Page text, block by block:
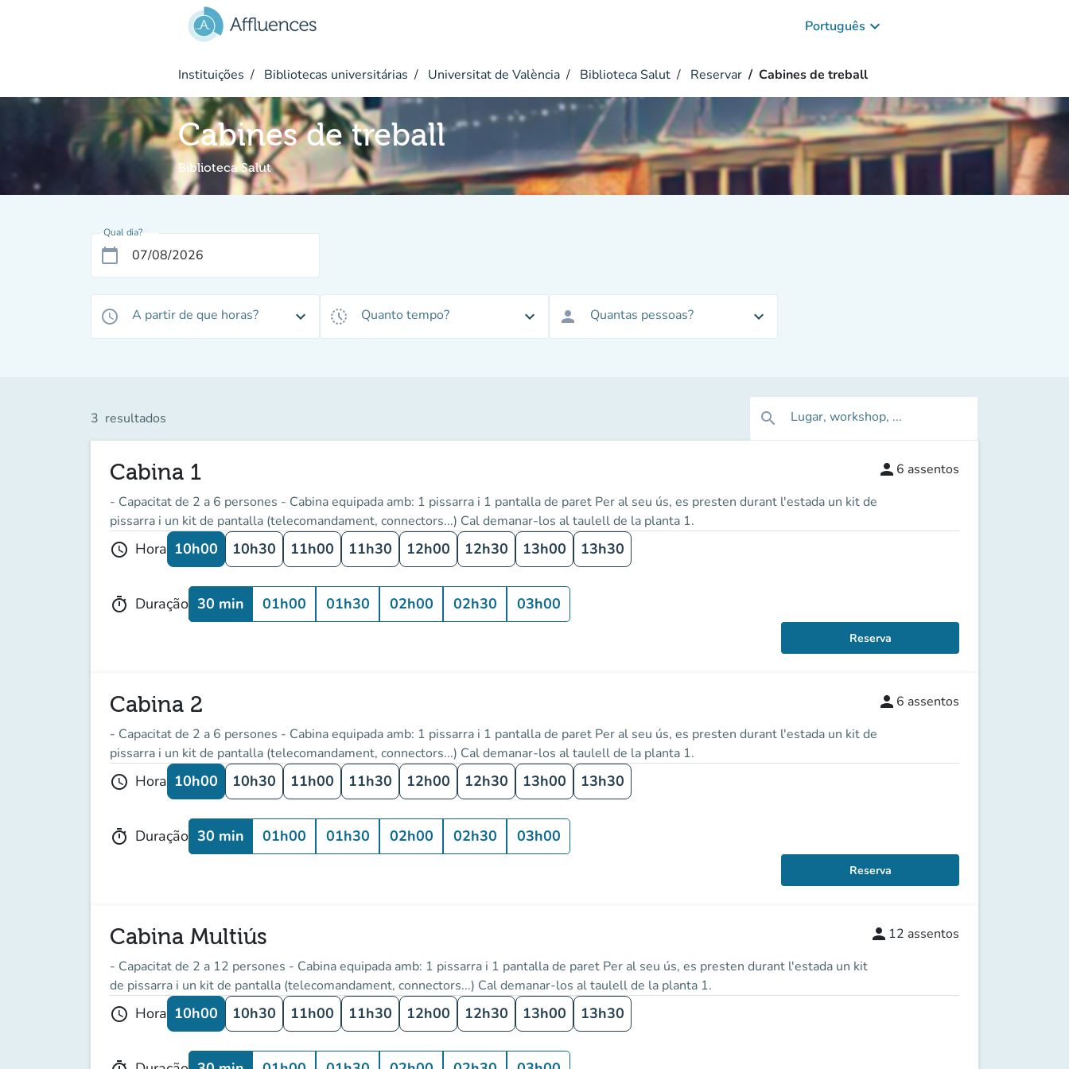
Português keyboard_arrow_down
Instituições Bibliotecas universitárias Universitat de València Biblioteca Salut Reservar Cabines de treball
Cabines de treball
Biblioteca Salut
Qual dia?
calendar_today
access_time A partir de que horas? expand_more history_toggle_off Quanto tempo? expand_more person Quantas pessoas? expand_more
3 resultados search Lugar, workshop, ...
Cabina 1
- Capacitat de 2 a 6 persones - Cabina equipada amb: 1 pissarra i 1 pantalla de paret Per al seu ús, es presten durant l'estada un kit de
pissarra i un kit de pantalla (telecomandament, connectors...) Cal demanar-los al taulell de la planta 1.
person 6 assentos
schedule Hora 10h00 10h30 11h00 11h30 12h00 12h30 13h00 13h30
timer Duração 30 min 01h00 01h30 02h00 02h30 03h00
Reserva
Cabina 2
- Capacitat de 2 a 6 persones - Cabina equipada amb: 1 pissarra i 1 pantalla de paret Per al seu ús, es presten durant l'estada un kit de
pissarra i un kit de pantalla (telecomandament, connectors...) Cal demanar-los al taulell de la planta 1.
person 6 assentos
schedule Hora 10h00 10h30 11h00 11h30 12h00 12h30 13h00 13h30
timer Duração 30 min 01h00 01h30 02h00 02h30 03h00
Reserva
Cabina Multiús
- Capacitat de 2 a 12 persones - Cabina equipada amb: 1 pissarra i 1 pantalla de paret Per al seu ús, es presten durant l'estada un kit
de pissarra i un kit de pantalla (telecomandament, connectors...) Cal demanar-los al taulell de la planta 1.
person 12 assentos
schedule Hora 10h00 10h30 11h00 11h30 12h00 12h30 13h00 13h30